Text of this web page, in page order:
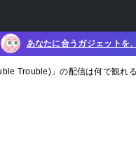
あなたに合うガジェットを
Trouble)」の配信は何で観れ